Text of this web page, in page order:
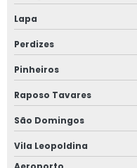
Plataforma tesoura 10m
Plataforma tesoura 10m preço
Plataforma tesoura 12m
Plataforma tesoura 12m preço
Lapa
Perdizes
Pinheiros
Raposo Tavares
São Domingos
Vila Leopoldina